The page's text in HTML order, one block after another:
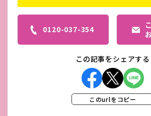
0120-037-354
この記事をシェアする
このurlをコピー